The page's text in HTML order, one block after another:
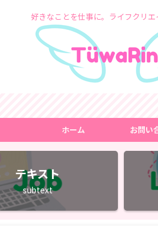
好きなことを仕事に。ライフクリエ
ホーム お問い
テキスト
subtext